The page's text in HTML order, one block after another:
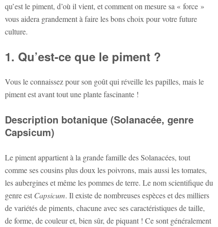
qu’est le piment, d’où il vient, et comment on mesure sa « force »
vous aidera grandement à faire les bons choix pour votre future
culture.
1. Qu’est-ce que le piment ? ️
Vous le connaissez pour son goût qui réveille les papilles, mais le
piment est avant tout une plante fascinante !
Description botanique (Solanacée, genre
Capsicum)
Le piment appartient à la grande famille des Solanacées, tout
comme ses cousins plus doux les poivrons, mais aussi les tomates,
les aubergines et même les pommes de terre. Le nom scientifique du
genre est Capsicum. Il existe de nombreuses espèces et des milliers
de variétés de piments, chacune avec ses caractéristiques de taille,
de forme, de couleur et, bien sûr, de piquant ! Ce sont généralement